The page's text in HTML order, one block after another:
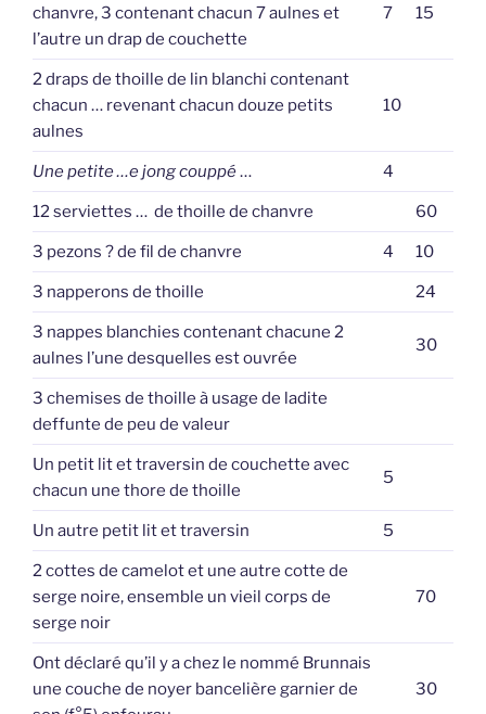
chanvre, 3 contenant chacun 7 aulnes et
l’autre un drap de couchette
7 15
2 draps de thoille de lin blanchi contenant
chacun … revenant chacun douze petits
aulnes
10
Une petite …e jong couppé… 4
12 serviettes … de thoille de chanvre 60
3 pezons ? de fil de chanvre 4 10
3 napperons de thoille 24
3 nappes blanchies contenant chacune 2
aulnes l’une desquelles est ouvrée
30
3 chemises de thoille à usage de ladite
deffunte de peu de valeur
Un petit lit et traversin de couchette avec
chacun une thore de thoille
5
Un autre petit lit et traversin 5
2 cottes de camelot et une autre cotte de
serge noire, ensemble un vieil corps de
serge noir
70
Ont déclaré qu’il y a chez le nommé Brunnais
une couche de noyer bancelière garnier de
30